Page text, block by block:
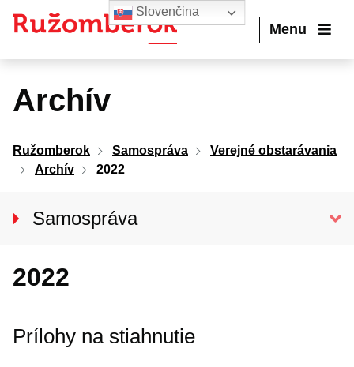
Menu
Archív
Ružomberok Samospráva
Verejné obstarávania
Archív
2022
Samospráva
Hlavný kontrolór mesta
Mestská rada
2022
Prílohy na stiahnutie
Slovenčina